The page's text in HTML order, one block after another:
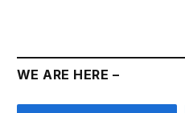
WE ARE HERE –